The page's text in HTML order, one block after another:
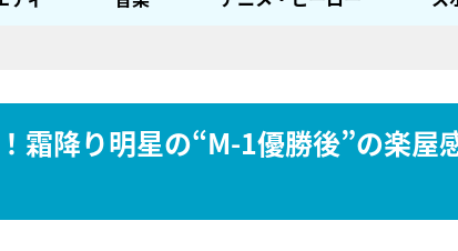
霜降り明星の“M-1優勝後”の楽屋